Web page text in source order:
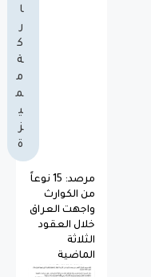
ا
ر
ك
ة
م
م
ي
ز
ة
مرصد: 15 نوعاً
من الكوارث
واجهت العراق
خلال العقود
الثلاثة
الماضية